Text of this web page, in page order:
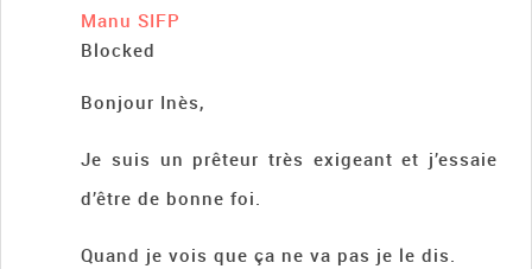
Manu SIFP
Blocked
Bonjour Inès,
Je suis un prêteur très exigeant et j’essaie
d’être de bonne foi.
Quand je vois que ça ne va pas je le dis.